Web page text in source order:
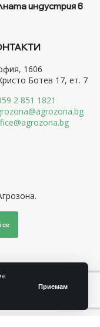
Приемам
индустрия в
1606
Ботев 17, ет. 7
2 851 1821
се
ни